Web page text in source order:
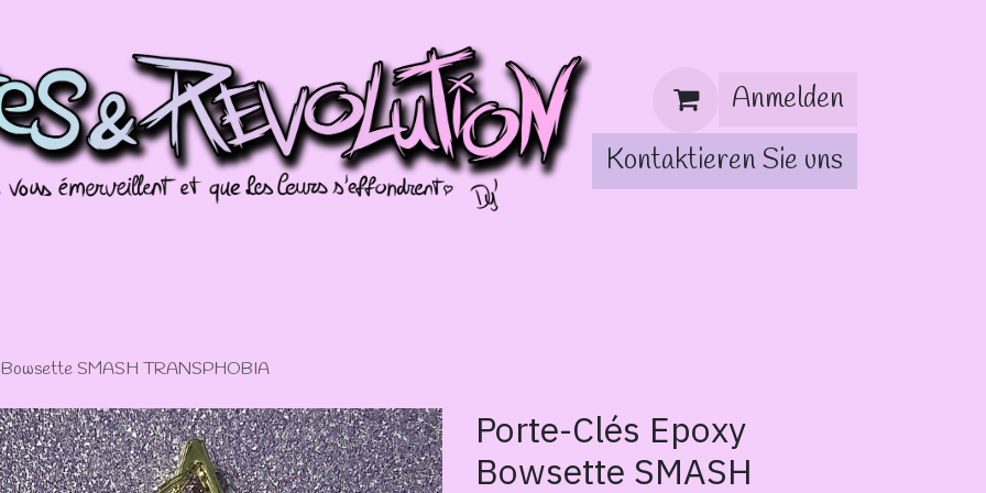
Anmelden
Kontaktieren Sie uns
SMASH TRANSPHOBIA
Porte-Clés Epoxy
Bowsette SMASH